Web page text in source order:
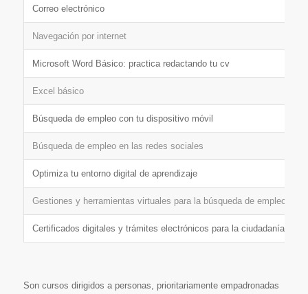
Correo electrónico
Navegación por internet
Microsoft Word Básico: practica redactando tu cv
Excel básico
Búsqueda de empleo con tu dispositivo móvil
Búsqueda de empleo en las redes sociales
Optimiza tu entorno digital de aprendizaje
Gestiones y herramientas virtuales para la búsqueda de empleo
Certificados digitales y trámites electrónicos para la ciudadanía
Son cursos dirigidos a personas, prioritariamente empadronadas